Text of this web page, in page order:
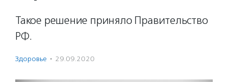
Такое решение приняло Правительство
РФ.
Здоровье · 29.09.2020